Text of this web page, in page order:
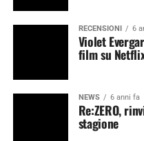
RECENSIONI 6
Violet
film su
NEWS 6 anni fa
Re:ZERO,
stagione